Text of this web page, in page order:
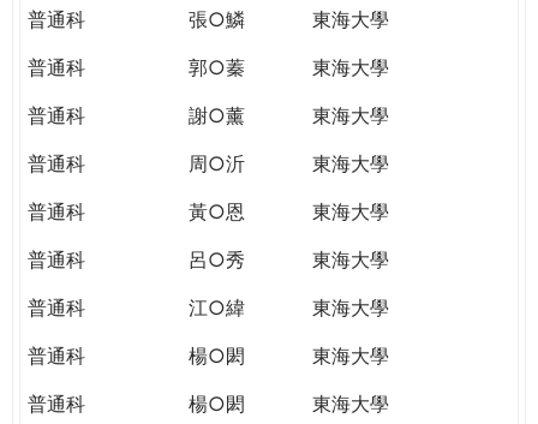
普通科
張○鱗
東海大學
普通科
郭○蓁
東海大學
普通科
謝○薰
東海大學
普通科
周○沂
東海大學
普通科
黃○恩
東海大學
普通科
呂○秀
東海大學
普通科
江○緯
東海大學
普通科
楊○閎
東海大學
普通科
楊○閎
東海大學